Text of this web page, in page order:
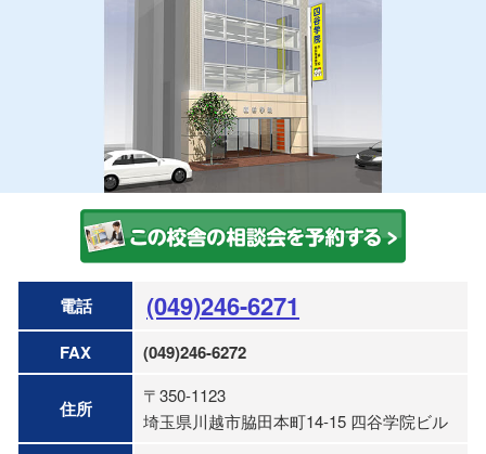
電話 (049)246-6271
FAX (049)246-6272
住所
〒350-1123
埼玉県川越市脇田本町14-15 四谷学院ビル